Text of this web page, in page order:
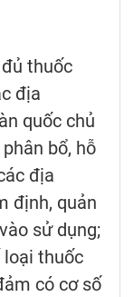
thuốc
địa
quốc chủ
bổ, hỗ
địa
định, quản
sử dụng;
thuốc
có cơ số